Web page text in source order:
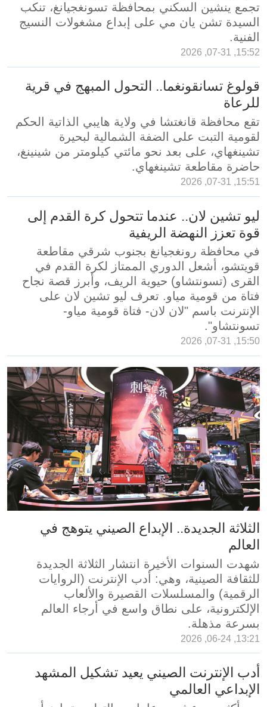
تجمع ينشين السكني بمحافظة تسونغجيانغ، تنكب
السيدة تشن يان مي على إبداع مشغولات النسيج
الفنية.
15:52, 07-31, 2026
قولوغ تسانقونغما.. التحول المبهج في قرية
للرعاة
تقع محافظة قانغتشا في ولاية هايبي الذاتية الحكم
لقومية التبت على الضفة الشمالية لبحيرة
تشينغهاي، على بعد نحو مائتي كيلومتر من شينينغ،
حاضرة مقاطعة تشينغهاي.
15:51, 07-31, 2026
ليو تشين لان.. عندما تتحول كرة القدم إلى
قوة تعزز النهضة الريفية
في محافظة رونغجيانغ بجنوب شرقي مقاطعة
قويتشو، أشعل الدوري الممتاز لكرة القدم في
القرى (تسونتشاو) حيوية الريف، وأبرز قصة نجاح
فتاة من قومية مياو. تعرف ليو تشين لان على
الإنترنت باسم "لان لان- فتاة قومية مياو-
تسونتشاو".
15:50, 07-31, 2026
الثلاثة الجديدة.. الإبداع الصيني يتوهج في
العالم
شهدت السنوات الأخيرة انتشار الثلاثة الجديدة
للثقافة الصينية، وهي: أدب الإنترنت (الروايات
الرقمية) والمسلسلات القصيرة والألعاب
الإلكترونية، على نطاق واسع في أرجاء العالم
بسرعة مذهلة.
13:21, 06-24, 2026
أدب الإنترنت الصيني يعيد تشكيل المشهد
الإبداعي العالمي